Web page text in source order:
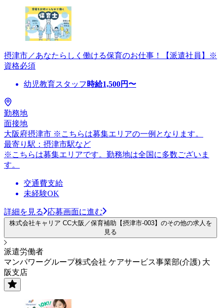
摂津市／あなたらしく働ける保育のお仕事！【派遣社員】※
資格必須
幼児教育スタッフ 時給1,500円〜
勤務地
面接地
大阪府摂津市 ※こちらは募集エリアの一例となります。
最寄り駅：摂津市駅など
※こちらは募集エリアです。勤務地は全国に多数ございま
す。
交通費支給
未経験OK
詳細を見る 応募画面に進む
株式会社キャリア CC大阪／保育補助【摂津市-003】のその他の求人を
見る
派遣労働者
マンパワーグループ株式会社 ケアサービス事業部(介護) 大
阪支店